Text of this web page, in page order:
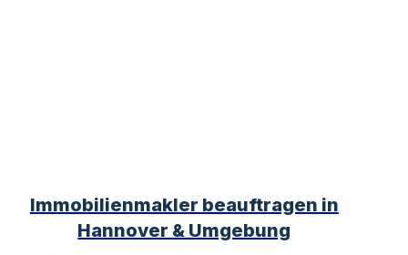
Immobilienmakler beauftragen in
Hannover & Umgebung